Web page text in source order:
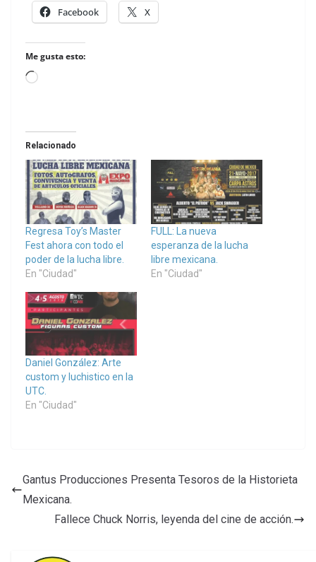
Facebook X
Me gusta esto:
Loading…
Relacionado
Regresa Toy’s Master
Fest ahora con todo el
poder de la lucha libre.
En "Ciudad"
FULL: La nueva
esperanza de la lucha
libre mexicana.
En "Ciudad"
Daniel González: Arte
custom y luchistico en la
UTC.
En "Ciudad"
Gantus Producciones Presenta Tesoros de la Historieta
Mexicana.
Fallece Chuck Norris, leyenda del cine de acción.